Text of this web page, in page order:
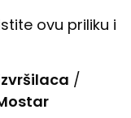
ovu priliku i
/